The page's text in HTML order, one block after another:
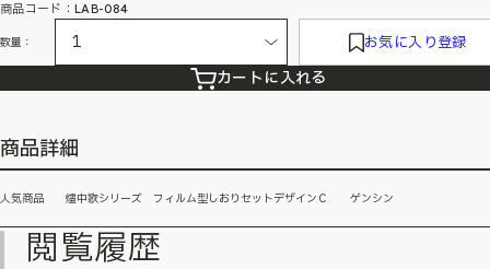
商品コード：LAB-084
数量： お気に入り登録
カートに入れる
商品詳細
人気商品 燼中歌シリーズ フィルム型しおりセットデザインＣ ゲンシン
閲覧履歴